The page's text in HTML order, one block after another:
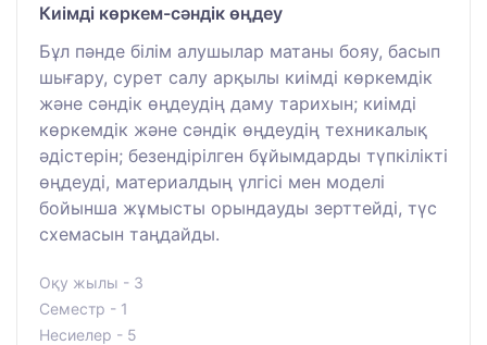
Киімді көркем-сәндік өңдеу
Бұл пәнде білім алушылар матаны бояу, басып
шығару, сурет салу арқылы киімді көркемдік
және сәндік өңдеудің даму тарихын; киімді
көркемдік және сәндік өңдеудің техникалық
әдістерін; безендірілген бұйымдарды түпкілікті
өңдеуді, материалдың үлгісі мен моделі
бойынша жұмысты орындауды зерттейді, түс
схемасын таңдайды.
Оқу жылы - 3
Семестр - 1
Несиелер - 5